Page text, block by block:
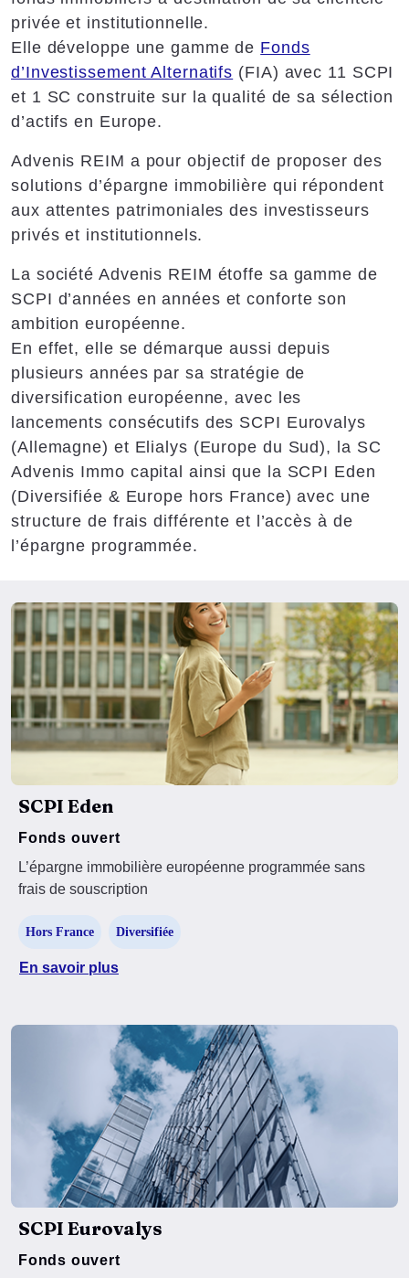
privée et institutionnelle.
Elle développe une gamme de Fonds
d’Investissement Alternatifs (FIA) avec 11 SCPI
et 1 SC construite sur la qualité de sa sélection
d’actifs en Europe.
Advenis REIM a pour objectif de proposer des
solutions d’épargne immobilière qui répondent
aux attentes patrimoniales des investisseurs
privés et institutionnels.
La société Advenis REIM étoffe sa gamme de
SCPI d’années en années et conforte son
ambition européenne.
En effet, elle se démarque aussi depuis
plusieurs années par sa stratégie de
diversification européenne, avec les
lancements consécutifs des SCPI Eurovalys
(Allemagne) et Elialys (Europe du Sud), la SC
Advenis Immo capital ainsi que la SCPI Eden
(Diversifiée & Europe hors France) avec une
structure de frais différente et l’accès à de
l’épargne programmée.
SCPI Eden
Fonds ouvert
L’épargne immobilière européenne programmée sans
frais de souscription
Hors France Diversifiée
En savoir plus
SCPI Eurovalys
Fonds ouvert